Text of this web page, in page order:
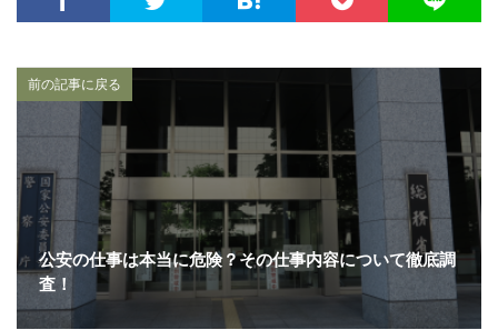
前の記事に戻る
公安の仕事は本当に危険？その仕事内容について徹底調
査！